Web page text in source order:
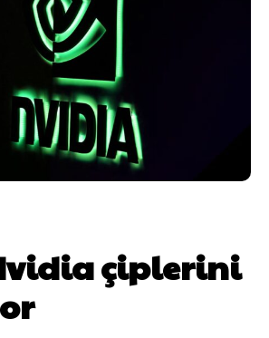
çiplerini